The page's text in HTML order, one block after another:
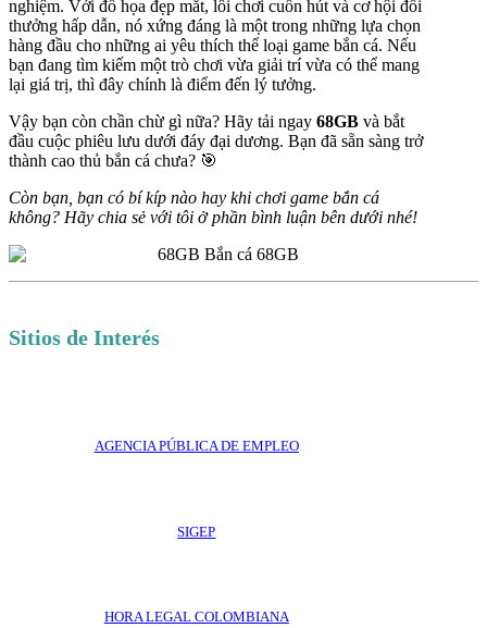
nghiệm. Với đồ họa đẹp mắt, lối chơi cuốn hút và cơ hội đổi
thưởng hấp dẫn, nó xứng đáng là một trong những lựa chọn
hàng đầu cho những ai yêu thích thể loại game bắn cá. Nếu
bạn đang tìm kiếm một trò chơi vừa giải trí vừa có thể mang
lại giá trị, thì đây chính là điểm đến lý tưởng.
Vậy bạn còn chần chừ gì nữa? Hãy tải ngay 68GB và bắt
đầu cuộc phiêu lưu dưới đáy đại dương. Bạn đã sẵn sàng trở
thành cao thủ bắn cá chưa? 🎯
Còn bạn, bạn có bí kíp nào hay khi chơi game bắn cá
không? Hãy chia sẻ với tôi ở phần bình luận bên dưới nhé!
Sitios de Interés
AGENCIA PÚBLICA DE EMPLEO
SIGEP
HORA LEGAL COLOMBIANA